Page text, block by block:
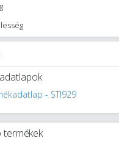
- STI929
termékek